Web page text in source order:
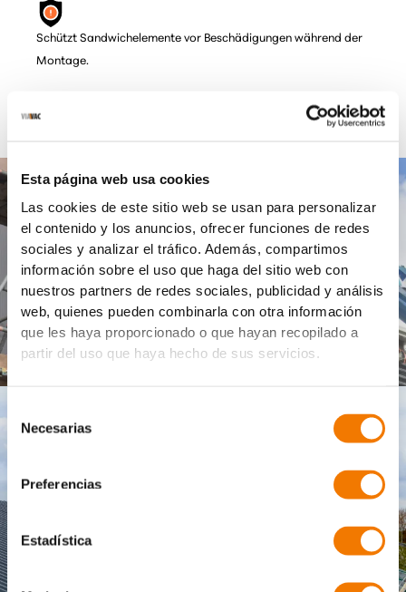
Esta página web usa cookies
Las cookies de este sitio web se usan para personalizar
el contenido y los anuncios, ofrecer funciones de redes
sociales y analizar el tráfico. Además, compartimos
información sobre el uso que haga del sitio web con
nuestros partners de redes sociales, publicidad y análisis
web, quienes pueden combinarla con otra información
que les haya proporcionado o que hayan recopilado a
partir del uso que haya hecho de sus servicios.
Necesarias
Preferencias
Estadística
Schützt Sandwichelemente vor Beschädigungen während der
Montage.